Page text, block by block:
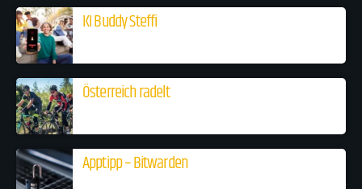
KI Buddy Steffi
Österreich radelt
Apptipp – Bitwarden